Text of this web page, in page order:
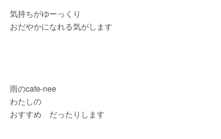
気持ちがゆーっくり
おだやかになれる気がします
雨のcafe-nee
わたしの
おすすめ だったりします